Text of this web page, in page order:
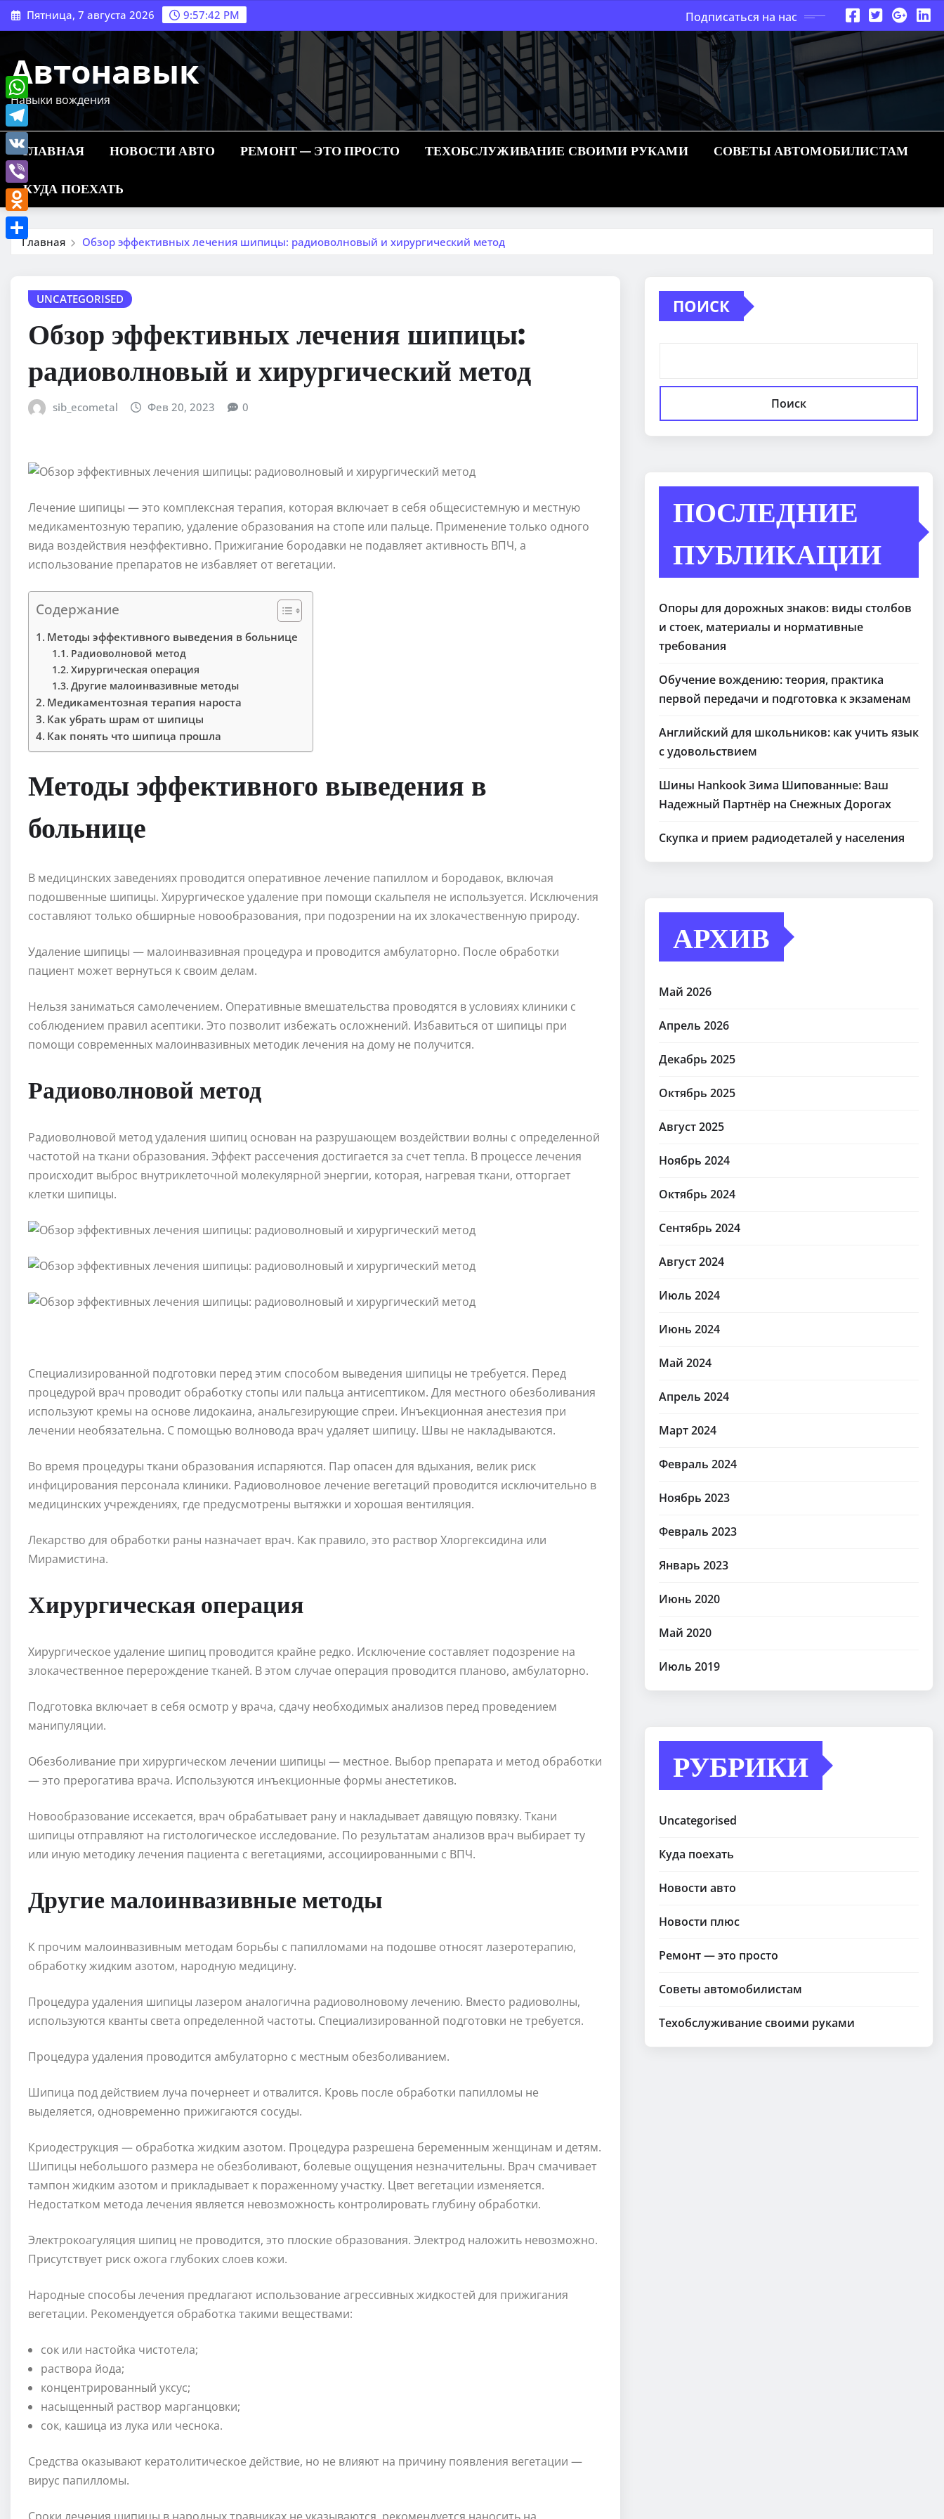
Перейти
к
Пятница, 7 августа 2026 9:57:43 PM Подписаться на нас
Автонавык
Навыки вождения
ГЛАВНАЯ НОВОСТИ АВТО РЕМОНТ — ЭТО ПРОСТО ТЕХОБСЛУЖИВАНИЕ СВОИМИ РУКАМИ СОВЕТЫ АВТОМОБИЛИСТАМ
КУДА ПОЕХАТЬ
Главная Обзор эффективных лечения шипицы: радиоволновый и хирургический метод
UNCATEGORISED
Обзор эффективных лечения шипицы:
радиоволновый и хирургический метод
sib_ecometal Фев 20, 2023 0
Лечение шипицы — это комплексная терапия, которая включает в себя общесистемную и местную
медикаментозную терапию, удаление образования на стопе или пальце. Применение только одного
вида воздействия неэффективно. Прижигание бородавки не подавляет активность ВПЧ, а
использование препаратов не избавляет от вегетации.
Содержание
Методы эффективного выведения в больнице
Радиоволновой метод
Хирургическая операция
Другие малоинвазивные методы
Медикаментозная терапия нароста
Как убрать шрам от шипицы
Как понять что шипица прошла
Методы эффективного выведения в
больнице
В медицинских заведениях проводится оперативное лечение папиллом и бородавок, включая
подошвенные шипицы. Хирургическое удаление при помощи скальпеля не используется. Исключения
составляют только обширные новообразования, при подозрении на их злокачественную природу.
Удаление шипицы — малоинвазивная процедура и проводится амбулаторно. После обработки
пациент может вернуться к своим делам.
Нельзя заниматься самолечением. Оперативные вмешательства проводятся в условиях клиники с
соблюдением правил асептики. Это позволит избежать осложнений. Избавиться от шипицы при
помощи современных малоинвазивных методик лечения на дому не получится.
Радиоволновой метод
Радиоволновой метод удаления шипиц основан на разрушающем воздействии волны с определенной
частотой на ткани образования. Эффект рассечения достигается за счет тепла. В процессе лечения
происходит выброс внутриклеточной молекулярной энергии, которая, нагревая ткани, отторгает
клетки шипицы.
Специализированной подготовки перед этим способом выведения шипицы не требуется. Перед
процедурой врач проводит обработку стопы или пальца антисептиком. Для местного обезболивания
используют кремы на основе лидокаина, анальгезирующие спреи. Инъекционная анестезия при
лечении необязательна. С помощью волновода врач удаляет шипицу. Швы не накладываются.
Во время процедуры ткани образования испаряются. Пар опасен для вдыхания, велик риск
инфицирования персонала клиники. Радиоволновое лечение вегетаций проводится исключительно в
медицинских учреждениях, где предусмотрены вытяжки и хорошая вентиляция.
Лекарство для обработки раны назначает врач. Как правило, это раствор Хлоргексидина или
Мирамистина.
Хирургическая операция
Хирургическое удаление шипиц проводится крайне редко. Исключение составляет подозрение на
злокачественное перерождение тканей. В этом случае операция проводится планово, амбулаторно.
Подготовка включает в себя осмотр у врача, сдачу необходимых анализов перед проведением
манипуляции.
Обезболивание при хирургическом лечении шипицы — местное. Выбор препарата и метод обработки
— это прерогатива врача. Используются инъекционные формы анестетиков.
Новообразование иссекается, врач обрабатывает рану и накладывает давящую повязку. Ткани
шипицы отправляют на гистологическое исследование. По результатам анализов врач выбирает ту
или иную методику лечения пациента с вегетациями, ассоциированными с ВПЧ.
Другие малоинвазивные методы
К прочим малоинвазивным методам борьбы с папилломами на подошве относят лазеротерапию,
обработку жидким азотом, народную медицину.
Процедура удаления шипицы лазером аналогична радиоволновому лечению. Вместо радиоволны,
используются кванты света определенной частоты. Специализированной подготовки не требуется.
Процедура удаления проводится амбулаторно с местным обезболиванием.
Шипица под действием луча почернеет и отвалится. Кровь после обработки папилломы не
выделяется, одновременно прижигаются сосуды.
Криодеструкция — обработка жидким азотом. Процедура разрешена беременным женщинам и детям.
Шипицы небольшого размера не обезболивают, болевые ощущения незначительны. Врач смачивает
тампон жидким азотом и прикладывает к пораженному участку. Цвет вегетации изменяется.
Недостатком метода лечения является невозможность контролировать глубину обработки.
Электрокоагуляция шипиц не проводится, это плоские образования. Электрод наложить невозможно.
Присутствует риск ожога глубоких слоев кожи.
Народные способы лечения предлагают использование агрессивных жидкостей для прижигания
вегетации. Рекомендуется обработка такими веществами:
сок или настойка чистотела;
раствора йода;
концентрированный уксус;
насыщенный раствор марганцовки;
сок, кашица из лука или чеснока.
Средства оказывают кератолитическое действие, но не влияют на причину появления вегетации —
вирус папилломы.
ПОИСК
Поиск
ПОСЛЕДНИЕ
ПУБЛИКАЦИИ
Опоры для дорожных знаков: виды столбов
и стоек, материалы и нормативные
требования
Обучение вождению: теория, практика
первой передачи и подготовка к экзаменам
Английский для школьников: как учить язык
с удовольствием
Шины Hankook Зима Шипованные: Ваш
Надежный Партнёр на Снежных Дорогах
Скупка и прием радиодеталей у населения
АРХИВ
Май 2026
Апрель 2026
Декабрь 2025
Октябрь 2025
Август 2025
Ноябрь 2024
Октябрь 2024
Сентябрь 2024
Август 2024
Июль 2024
Июнь 2024
Май 2024
Апрель 2024
Март 2024
Февраль 2024
Ноябрь 2023
Февраль 2023
Январь 2023
Июнь 2020
Май 2020
Июль 2019
РУБРИКИ
Uncategorised
Куда поехать
Новости авто
Новости плюс
Ремонт — это просто
Советы автомобилистам
Техобслуживание своими руками
WhatsApp
Telegram
VK
Viber
Odnoklassniki
Отправить